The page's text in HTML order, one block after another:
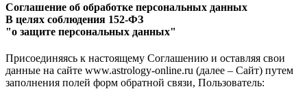
Соглашение об обработке персональных данных
В целях соблюдения 152-ФЗ
"о защите персональных данных"
Присоединяясь к настоящему Соглашению и оставляя свои
данные на сайте www.astrology-online.ru (далее – Сайт) путем
заполнения полей форм обратной связи, Пользователь: